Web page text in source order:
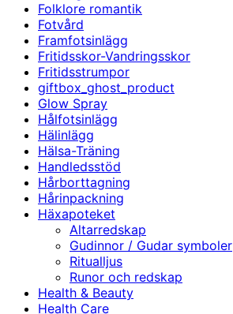
Folklore romantik
Fotvård
Framfotsinlägg
Fritidsskor-Vandringsskor
Fritidsstrumpor
giftbox_ghost_product
Glow Spray
Hålfotsinlägg
Hälinlägg
Hälsa-Träning
Handledsstöd
Hårborttagning
Hårinpackning
Häxapoteket
Altarredskap
Gudinnor / Gudar symboler
Ritualljus
Runor och redskap
Health & Beauty
Health Care